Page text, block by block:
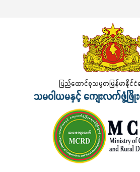
ပြည်ထောင်စုသမ္မတမြန်မာနိုင်
သမဝါယမနှင့် ကျေးလက်ဖွံ့ဖြိုး